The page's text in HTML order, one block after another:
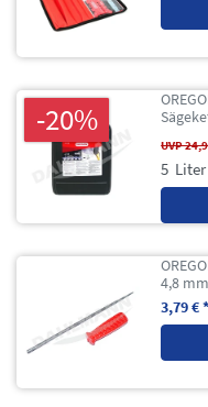
-20%
UVP
5 Liter
4,8
3,79 € *